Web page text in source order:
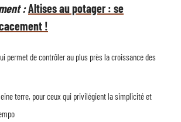
:Altises au potager : se
!
permet de contrôler au plus près la croissance des
terre, pour ceux qui privilégient la simplicité et